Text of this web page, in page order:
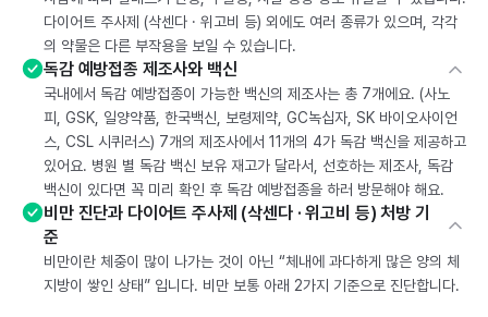
다이어트 주사제 (삭센다 · 위고비 등) 외에도 여러 종류가 있으며, 각각
의 약물은 다른 부작용을 보일 수 있습니다.
독감 예방접종 제조사와 백신
국내에서 독감 예방접종이 가능한 백신의 제조사는 총 7개에요. (사노
피, GSK, 일양약품, 한국백신, 보령제약, GC녹십자, SK 바이오사이언
스, CSL 시퀴러스) 7개의 제조사에서 11개의 4가 독감 백신을 제공하고
있어요. 병원 별 독감 백신 보유 재고가 달라서, 선호하는 제조사, 독감
백신이 있다면 꼭 미리 확인 후 독감 예방접종을 하러 방문해야 해요.
비만 진단과 다이어트 주사제 (삭센다 · 위고비 등) 처방 기
준
비만이란 체중이 많이 나가는 것이 아닌 “체내에 과다하게 많은 양의 체
지방이 쌓인 상태” 입니다. 비만 보통 아래 2가지 기준으로 진단합니다.